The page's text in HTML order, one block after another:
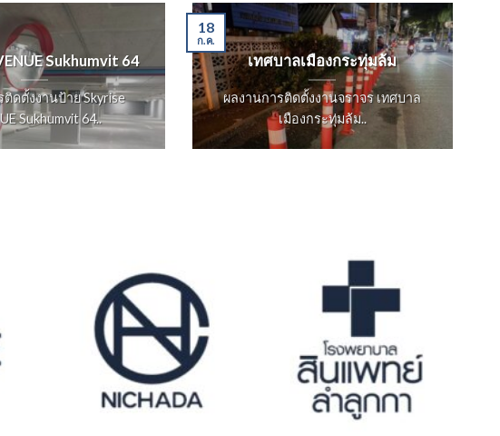
Sukhumvit 64
ติดตั้งงานป้าย Skyrise
Sukhumvit 64..
เทศบาลเมืองกระทุ่มล้ม
ผลงานการติดตั้งงานจราจร เทศบาล
เมืองกระทุ่มล้ม..
18
ก.ค.